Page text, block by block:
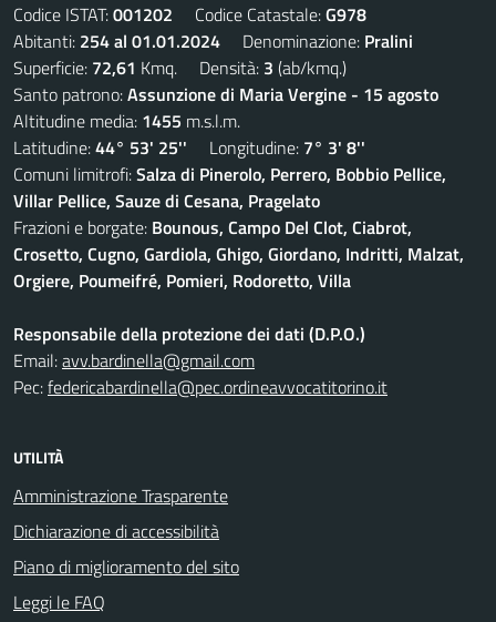
Codice ISTAT:001202 Codice Catastale:G978
Abitanti: 254 al 01.01.2024 Denominazione: Pralini
Superficie: 72,61 Kmq. Densità: 3 (ab/kmq.)
Santo patrono:Assunzione di Maria Vergine - 15 agosto
Altitudine media: 1455 m.s.l.m.
Latitudine:44° 53' 25'' Longitudine: 7° 3' 8''
Comuni limitrofi:Salza di Pinerolo, Perrero, Bobbio Pellice,
Villar Pellice, Sauze di Cesana, Pragelato
Frazioni e borgate: Bounous, Campo Del Clot, Ciabrot,
Crosetto, Cugno, Gardiola, Ghigo, Giordano, Indritti, Malzat,
Orgiere, Poumeifré, Pomieri, Rodoretto, Villa
Responsabile della protezione dei dati (D.P.O.)
Email:avv.bardinella@gmail.com
Pec:federicabardinella@pec.ordineavvocatitorino.it
UTILITÀ
Amministrazione Trasparente
Dichiarazione di accessibilità
Piano di miglioramento del sito
Leggi le FAQ